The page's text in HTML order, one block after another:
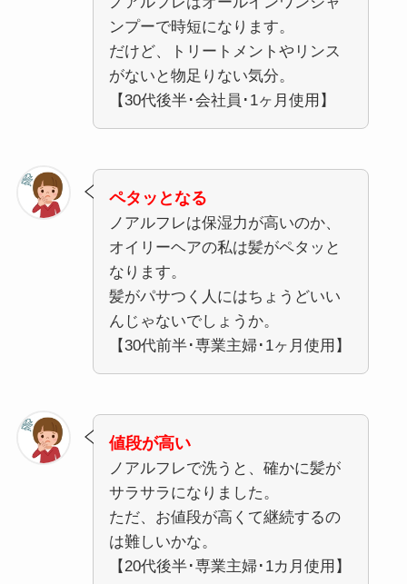
ンプーで時短になります。
だけど、トリートメントやリンス
がないと物足りない気分。
【30代後半･会社員･1ヶ月使用】
ペタッとなる
ノアルフレは保湿力が高いのか、
オイリーヘアの私は髪がペタッと
なります。
髪がパサつく人にはちょうどいい
んじゃないでしょうか。
【30代前半･専業主婦･1ヶ月使用】
値段が高い
ノアルフレで洗うと、確かに髪が
サラサラになりました。
ただ、お値段が高くて継続するの
は難しいかな。
【20代後半･専業主婦･1カ月使用】